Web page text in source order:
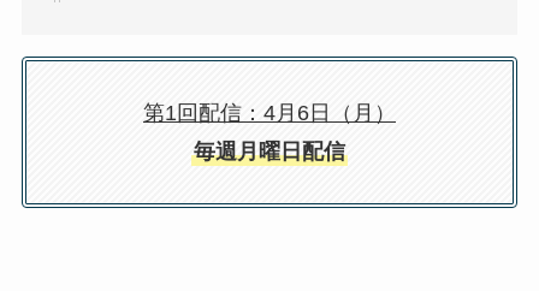
第1回配信：4月6日（月）
毎週月曜日配信